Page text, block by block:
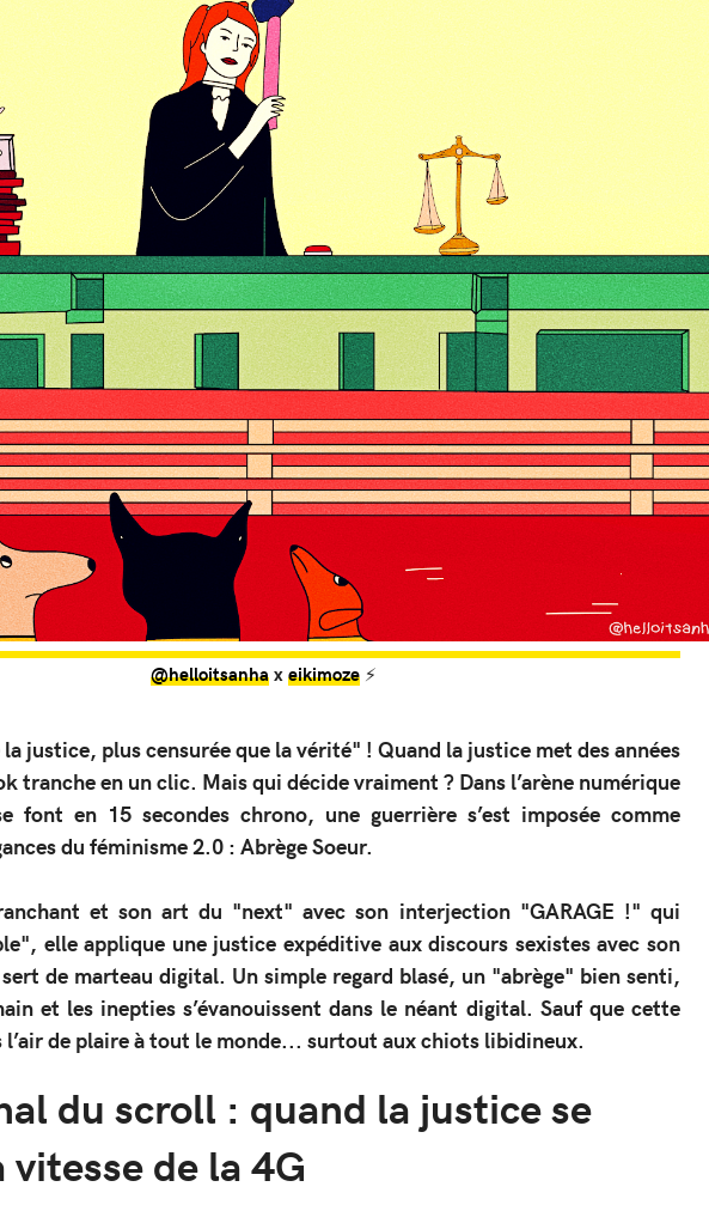
@helloitsanhax eikimoze⚡️
justice, plus censurée que la vérité" ! Quand la justice met des années
tranche en un clic. Mais qui décide vraiment ? Dans l’arène numérique
font en 15 secondes chrono, une guerrière s’est imposée comme
du féminisme 2.0 : Abrège Soeur.
et son art du "next" avec son interjection "GARAGE !" qui
elle applique une justice expéditive aux discours sexistes avec son
de marteau digital. Un simple regard blasé, un "abrège" bien senti,
et les inepties s’évanouissent dans le néant digital. Sauf que cette
l’air de plaire à tout le monde... surtout aux chiots libidineux.
du scroll : quand la justice se
vitesse de la 4G